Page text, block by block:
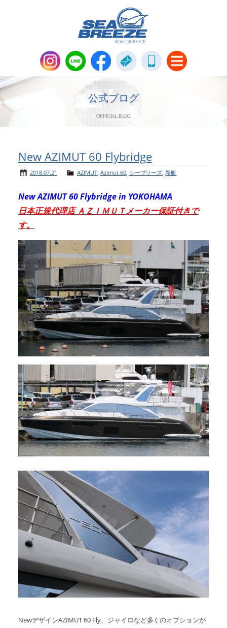
パーツ販売・アパレル商品
Company
会社概要
アクセスマップ
Contact us
お問い合わせ
Links
リンク
公式ブログ
OFFICIAL BLOG
New AZIMUT 60 Flybridge
2018.07.21 AZIMUT, Azimut 60, シーブリーズ 新艇
New AZIMUT 60 Flybridge in YOKOHAMA
日本正規代理店 ＡＺＩＭＵＴメーカー保証付きで
す。
NewデザインAZIMUT 60 Fly、ジャイロなど多くのオプションが